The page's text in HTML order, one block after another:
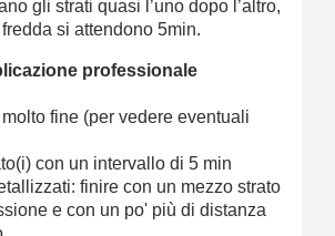
gli strati quasi l’uno dopo l’altro,
si attendono 5min.
professionale
fine (per vedere eventuali
con un intervallo di 5 min
finire con un mezzo strato
e con un po' più di distanza